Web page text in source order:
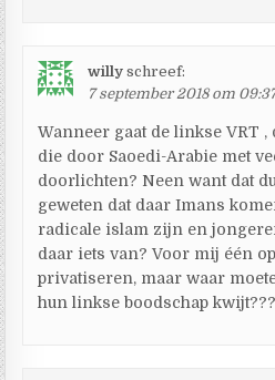
willy schreef:
7 september 2018 om
Wanneer gaat de linkse VRT ,
die door Saoedi-Arabie met
doorlichten? Neen want dat
geweten dat daar Imans
radicale islam zijn en
daar iets van? Voor mij één
privatiseren, maar waar
hun linkse boodschap kwijt???